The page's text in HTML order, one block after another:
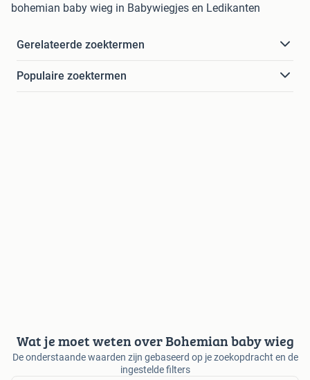
bohemian baby wieg in Babywiegjes en Ledikanten
Gerelateerde zoektermen
Populaire zoektermen
Wat je moet weten over Bohemian baby wieg
De onderstaande waarden zijn gebaseerd op je zoekopdracht en de
ingestelde filters